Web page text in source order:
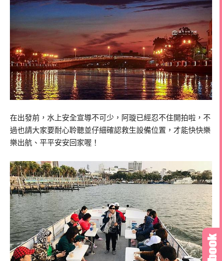
在出發前，水上安全宣導不可少，阿璇已經忍不住開拍啦，不
過也請大家要耐心聆聽並仔細確認救生設備位置，才能快快樂
樂出航、平平安安回家喔！